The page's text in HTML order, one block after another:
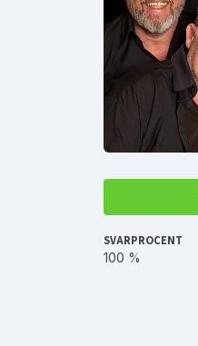
SVARPROCENT
100 %